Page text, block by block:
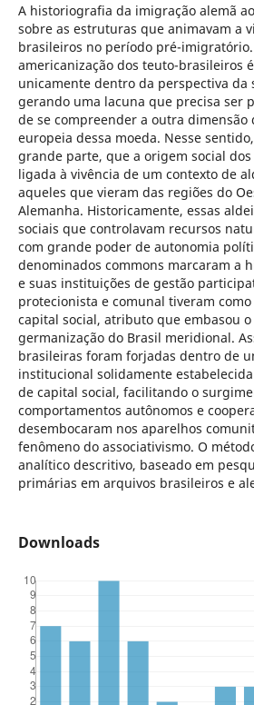
A historiografia da imigração alemã
sobre as estruturas que animavam a
brasileiros no período pré-
americanização dos teuto-brasileiros
unicamente dentro da perspectiva da
gerando uma lacuna que precisa ser
de se compreender a outra dimensão
europeia dessa moeda. Nesse
grande parte, que a origem social
ligada à vivência de um contexto de
aqueles que vieram das regiões do
Alemanha. Historicamente, essas
sociais que controlavam recursos
com grande poder de autonomia
denominados commons marcaram a
e suas instituições de gestão
protecionista e comunal tiveram
capital social, atributo que embasou o
germanização do Brasil meridional.
brasileiras foram forjadas dentro de
institucional solidamente
de capital social, facilitando o
comportamentos autônomos e
desembocaram nos aparelhos
fenômeno do associativismo. O
analítico descritivo, baseado em
primárias em arquivos brasileiros e
Downloads